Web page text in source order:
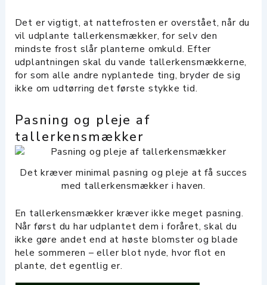
Det er vigtigt, at nattefrosten er overstået, når du
vil udplante tallerkensmækker, for selv den
mindste frost slår planterne omkuld. Efter
udplantningen skal du vande tallerkensmækkerne,
for som alle andre nyplantede ting, bryder de sig
ikke om udtørring det første stykke tid.
Pasning og pleje af
tallerkensmækker
Det kræver minimal pasning og pleje at få succes
med tallerkensmækker i haven.
En tallerkensmækker kræver ikke meget pasning.
Når først du har udplantet dem i foråret, skal du
ikke gøre andet end at høste blomster og blade
hele sommeren – eller blot nyde, hvor flot en
plante, det egentlig er.